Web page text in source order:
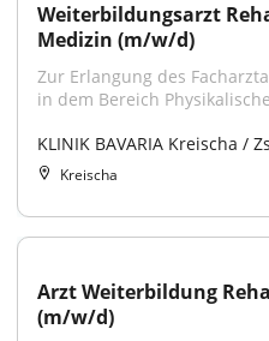
Weiterbildungsarzt
Medizin (m/w/d)
Zur Erlangung des
in dem Bereich
KLINIK BAVARIA Kreischa /
Kreischa
Arzt Weiterbildung
(m/w/d)